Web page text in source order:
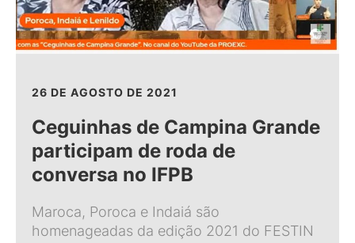
26 DE AGOSTO DE 2021
Ceguinhas de Campina Grande
participam de roda de
conversa no IFPB
Maroca, Poroca e Indaiá são
homenageadas da edição 2021 do FESTIN